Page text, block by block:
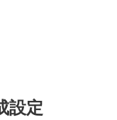
設定